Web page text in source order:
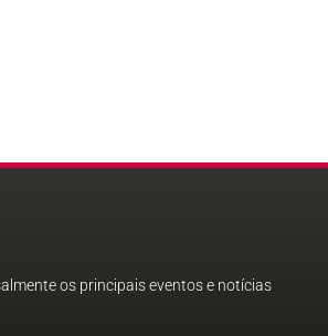
os principais eventos e notícias